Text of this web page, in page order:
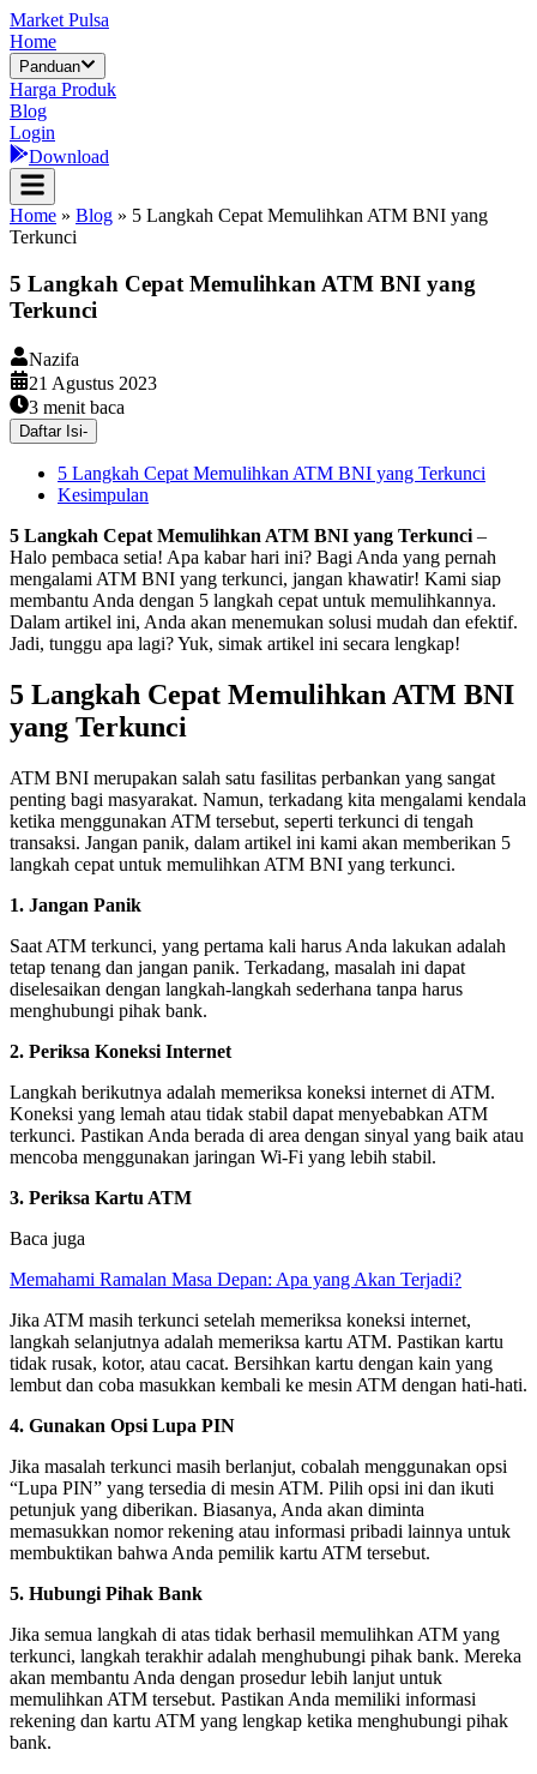
Market Pulsa
Home
Panduan
Harga Produk
Blog
Login
Download
Home » Blog » 5 Langkah Cepat Memulihkan ATM BNI yang
Terkunci
5 Langkah Cepat Memulihkan ATM BNI yang
Terkunci
Nazifa
21 Agustus 2023
3 menit baca
Daftar Isi-
5 Langkah Cepat Memulihkan ATM BNI yang Terkunci
Kesimpulan
5 Langkah Cepat Memulihkan ATM BNI yang Terkunci –
Halo pembaca setia! Apa kabar hari ini? Bagi Anda yang pernah
mengalami ATM BNI yang terkunci, jangan khawatir! Kami siap
membantu Anda dengan 5 langkah cepat untuk memulihkannya.
Dalam artikel ini, Anda akan menemukan solusi mudah dan efektif.
Jadi, tunggu apa lagi? Yuk, simak artikel ini secara lengkap!
5 Langkah Cepat Memulihkan ATM BNI
yang Terkunci
ATM BNI merupakan salah satu fasilitas perbankan yang sangat
penting bagi masyarakat. Namun, terkadang kita mengalami kendala
ketika menggunakan ATM tersebut, seperti terkunci di tengah
transaksi. Jangan panik, dalam artikel ini kami akan memberikan 5
langkah cepat untuk memulihkan ATM BNI yang terkunci.
1. Jangan Panik
Saat ATM terkunci, yang pertama kali harus Anda lakukan adalah
tetap tenang dan jangan panik. Terkadang, masalah ini dapat
diselesaikan dengan langkah-langkah sederhana tanpa harus
menghubungi pihak bank.
2. Periksa Koneksi Internet
Langkah berikutnya adalah memeriksa koneksi internet di ATM.
Koneksi yang lemah atau tidak stabil dapat menyebabkan ATM
terkunci. Pastikan Anda berada di area dengan sinyal yang baik atau
mencoba menggunakan jaringan Wi-Fi yang lebih stabil.
3. Periksa Kartu ATM
Baca juga
Memahami Ramalan Masa Depan: Apa yang Akan Terjadi?
Jika ATM masih terkunci setelah memeriksa koneksi internet,
langkah selanjutnya adalah memeriksa kartu ATM. Pastikan kartu
tidak rusak, kotor, atau cacat. Bersihkan kartu dengan kain yang
lembut dan coba masukkan kembali ke mesin ATM dengan hati-hati.
4. Gunakan Opsi Lupa PIN
Jika masalah terkunci masih berlanjut, cobalah menggunakan opsi
“Lupa PIN” yang tersedia di mesin ATM. Pilih opsi ini dan ikuti
petunjuk yang diberikan. Biasanya, Anda akan diminta
memasukkan nomor rekening atau informasi pribadi lainnya untuk
membuktikan bahwa Anda pemilik kartu ATM tersebut.
5. Hubungi Pihak Bank
Jika semua langkah di atas tidak berhasil memulihkan ATM yang
terkunci, langkah terakhir adalah menghubungi pihak bank. Mereka
akan membantu Anda dengan prosedur lebih lanjut untuk
memulihkan ATM tersebut. Pastikan Anda memiliki informasi
rekening dan kartu ATM yang lengkap ketika menghubungi pihak
bank.